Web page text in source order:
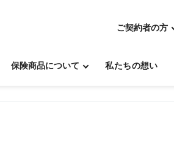
ご契約者の方
保険商品について 私たちの想い